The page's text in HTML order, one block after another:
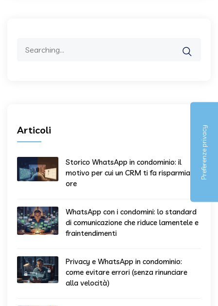
Articoli
Storico WhatsApp in condominio: il
motivo per cui un CRM ti fa risparmiare
ore
WhatsApp con i condomini: lo standard
di comunicazione che riduce lamentele e
fraintendimenti
Privacy e WhatsApp in condominio:
come evitare errori (senza rinunciare
alla velocità)